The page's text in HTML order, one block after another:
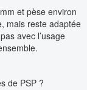
et pèse environ
mais reste adaptée
avec l’usage
de PSP ?